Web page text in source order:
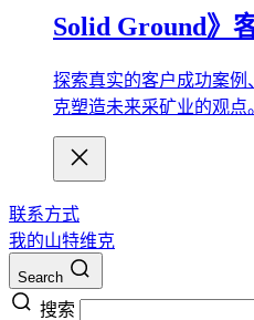
Solid Ground》
探索真实的客户成功案
克塑造未来采矿业的观点
联系方式
我的山特维克
Search
搜索